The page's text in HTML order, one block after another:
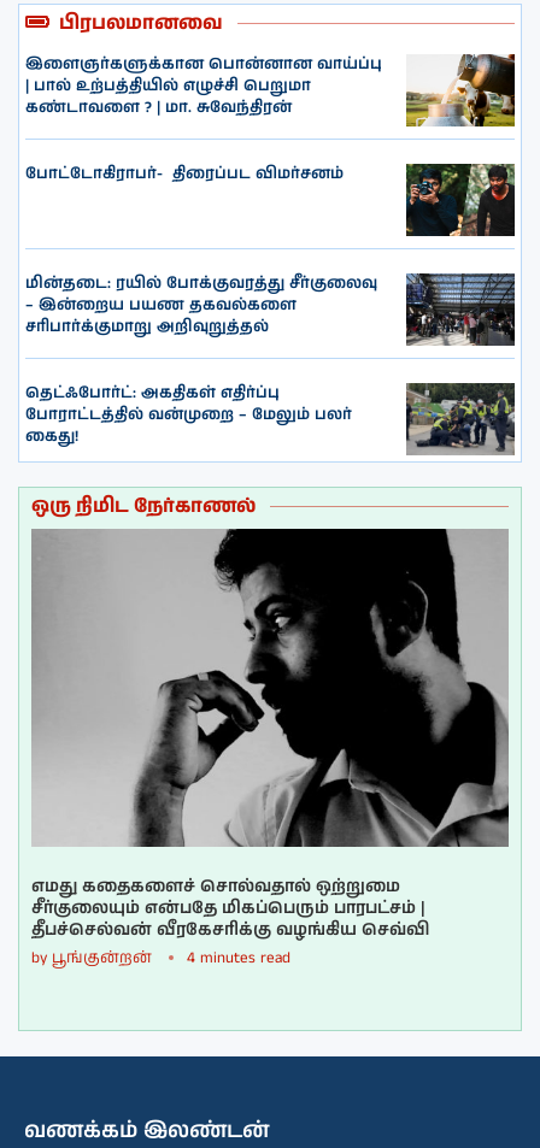
பிரபலமானவை
இளைஞர்களுக்கான பொன்னான வாய்ப்பு
| பால் உற்பத்தியில் எழுச்சி பெறுமா
கண்டாவளை ? | மா. சுவேந்திரன்
போட்டோகிராபர்- ‌ திரைப்பட விமர்சனம்
மின்தடை: ரயில் போக்குவரத்து சீர்குலைவு
– இன்றைய பயண தகவல்களை
சரிபார்க்குமாறு அறிவுறுத்தல்
தெட்ஃபோர்ட்: அகதிகள் எதிர்ப்பு
போராட்டத்தில் வன்முறை – மேலும் பலர்
கைது!
ஒரு நிமிட நேர்காணல்
எமது கதைகளைச் சொல்வதால் ஒற்றுமை
சீர்குலையும் என்பதே மிகப்பெரும் பாரபட்சம் |
தீபச்செல்வன் வீரகேசரிக்கு வழங்கிய செவ்வி
by பூங்குன்றன் 4 minutes read
வணக்கம் இலண்டன்